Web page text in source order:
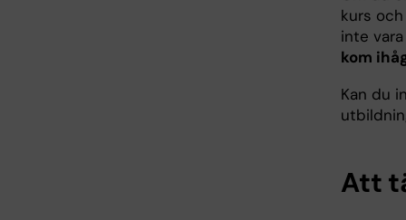
kurs
inte
kom
Kan du
Att